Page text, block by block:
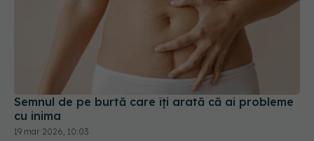
Semnul de pe burtă care îți arată că ai probleme
cu inima
19 mar 2026, 10:03